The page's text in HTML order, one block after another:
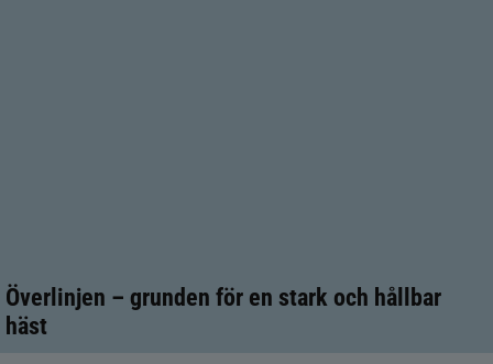
Överlinjen – grunden för en stark och hållbar
häst